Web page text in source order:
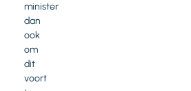
minister
dan
ook
om
dit
voort